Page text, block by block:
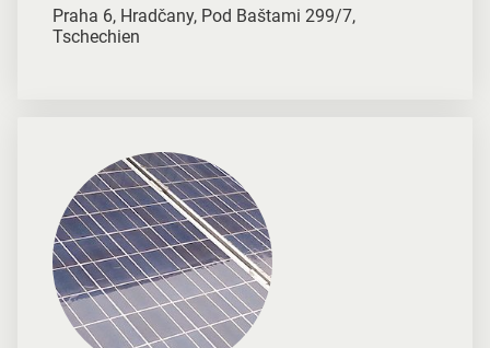
Praha 6, Hradčany, Pod Baštami 299/7,
Tschechien